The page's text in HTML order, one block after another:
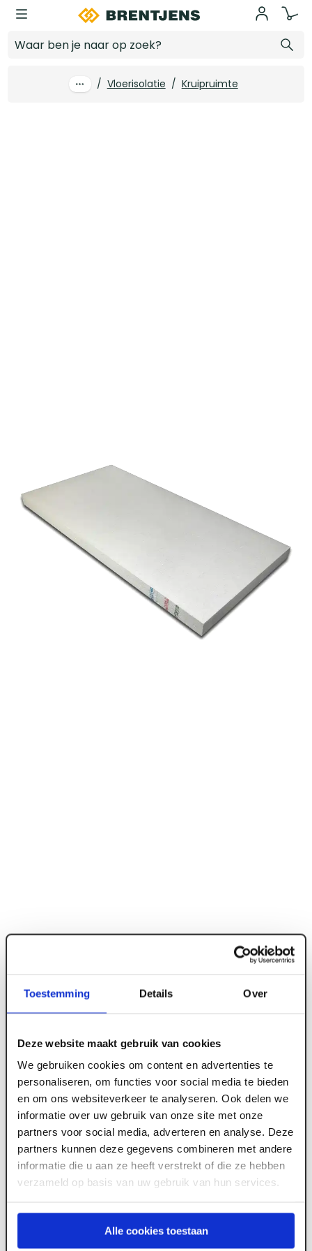
Toestemming Details Over
Deze website maakt gebruik van cookies
We gebruiken cookies om content en advertenties te
personaliseren, om functies voor social media te bieden
en om ons websiteverkeer te analyseren. Ook delen we
informatie over uw gebruik van onze site met onze
partners voor social media, adverteren en analyse. Deze
partners kunnen deze gegevens combineren met andere
informatie die u aan ze heeft verstrekt of die ze hebben
verzameld op basis van uw gebruik van hun services.
Alle cookies toestaan
Ga naar hoofdinhoud
/ Vloerisolatie / Kruipruimte
Meld je aan of maak een account aan om toegang
te krijgen tot de prijzen.
Log in voor prijzen
Wil je de scherpste prijs? Meld je aan voor eenzakelijke
account
Log in voor prijzen